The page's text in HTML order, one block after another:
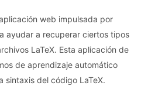
web impulsada por
ayudar a recuperar ciertos tipos
LaTeX. Esta aplicación de
de aprendizaje automático
sintaxis del código LaTeX.